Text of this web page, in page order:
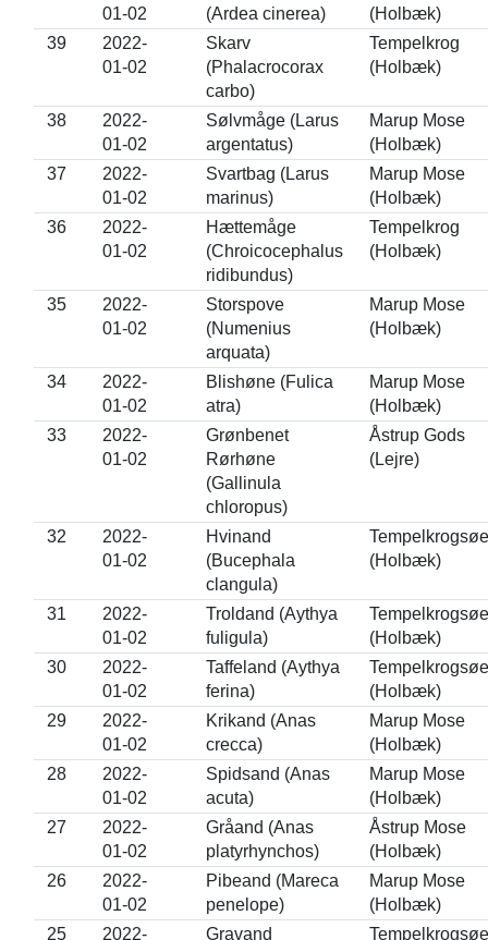
01-02
(Ardea cinerea)
(Holbæk)
39
2022-
01-02
Skarv
(Phalacrocorax
carbo)
Tempelkrog
(Holbæk)
38
2022-
01-02
Sølvmåge (Larus
argentatus)
Marup Mose
(Holbæk)
37
2022-
01-02
Svartbag (Larus
marinus)
Marup Mose
(Holbæk)
36
2022-
01-02
Hættemåge
(Chroicocephalus
ridibundus)
Tempelkrog
(Holbæk)
35
2022-
01-02
Storspove
(Numenius
arquata)
Marup Mose
(Holbæk)
34
2022-
01-02
Blishøne (Fulica
atra)
Marup Mose
(Holbæk)
33
2022-
01-02
Grønbenet
Rørhøne
(Gallinula
chloropus)
Åstrup Gods
(Lejre)
32
2022-
01-02
Hvinand
(Bucephala
clangula)
(Holbæk)
31
2022-
01-02
Troldand (Aythya
fuligula)
(Holbæk)
30
2022-
01-02
Taffeland (Aythya
ferina)
(Holbæk)
29
2022-
01-02
Krikand (Anas
crecca)
Marup Mose
(Holbæk)
28
2022-
01-02
Spidsand (Anas
acuta)
Marup Mose
(Holbæk)
27
2022-
01-02
Gråand (Anas
platyrhynchos)
Åstrup Mose
(Holbæk)
26
2022-
01-02
Pibeand (Mareca
penelope)
Marup Mose
(Holbæk)
25
2022-
Gravand